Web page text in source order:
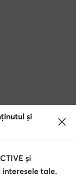
și
și
tale.